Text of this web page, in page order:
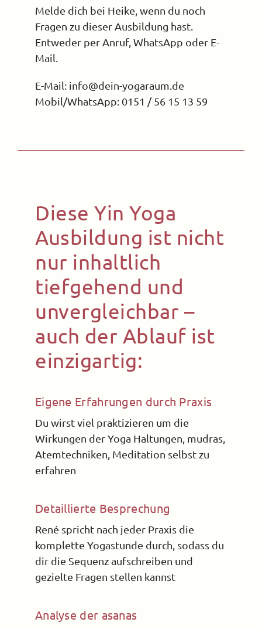
Melde dich bei Heike, wenn du noch
Fragen zu dieser Ausbildung hast.
Entweder per Anruf, WhatsApp oder E-
Mail.
E-Mail: info@dein-yogaraum.de
Mobil/WhatsApp: 0151 / 56 15 13 59
Diese Yin Yoga
Ausbildung ist nicht
nur inhaltlich
tiefgehend und
unvergleichbar –
auch der Ablauf ist
einzigartig:
Eigene Erfahrungen durch Praxis
Du wirst viel praktizieren um die
Wirkungen der Yoga Haltungen, mudras,
Atemtechniken, Meditation selbst zu
erfahren
Detaillierte Besprechung
René spricht nach jeder Praxis die
komplette Yogastunde durch, sodass du
dir die Sequenz aufschreiben und
gezielte Fragen stellen kannst
Analyse der asanas